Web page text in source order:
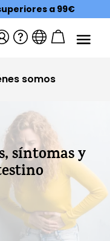
a 99€
somos
síntomas y